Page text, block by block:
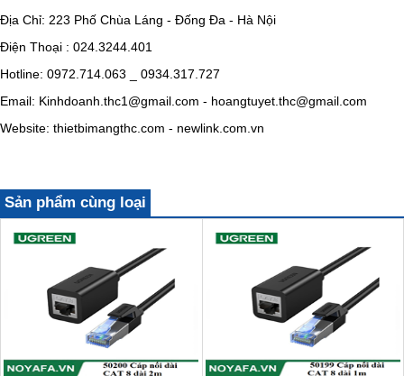
Địa Chỉ: 223 Phố Chùa Láng - Đống Đa - Hà Nội
Điện Thoại : 024.3244.401
Hotline: 0972.714.063 _ 0934.317.727
Email: Kinhdoanh.thc1@gmail.com - hoangtuyet.thc@gmail.com
Website: thietbimangthc.com - newlink.com.vn
Sản phẩm cùng loại